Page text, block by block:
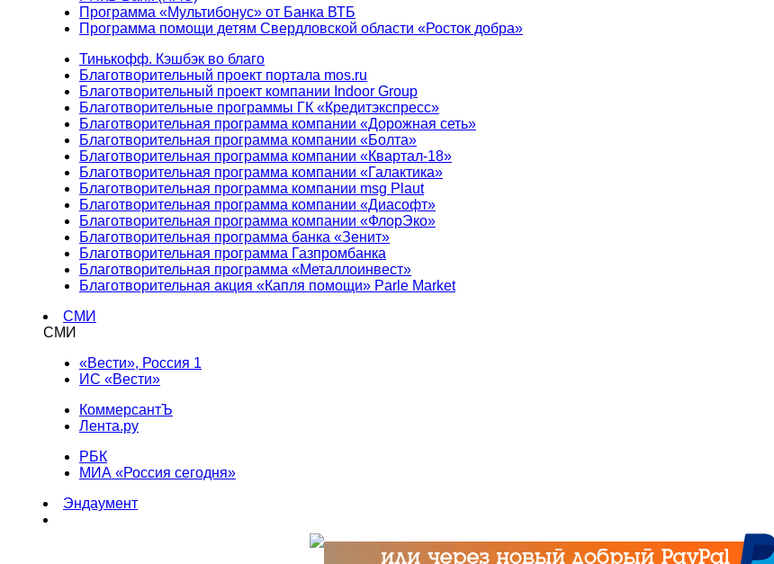
Программа «Мультибонус» от Банка ВТБ
Программа помощи детям Свердловской области «Росток добра»
Тинькофф. Кэшбэк во благо
Благотворительный проект портала mos.ru
Благотворительный проект компании Indoor Group
Благотворительные программы ГК «Кредитэкспресс»
Благотворительная программа компании «Дорожная сеть»
Благотворительная программа компании «Болта»
Благотворительная программа компании «Квартал-18»
Благотворительная программа компании «Галактика»
Благотворительная программа компании msg Plaut
Благотворительная программа компании «Диасофт»
Благотворительная программа компании «ФлорЭко»
Благотворительная программа банка «Зенит»
Благотворительная программа Газпромбанка
Благотворительная программа «Металлоинвест»
Благотворительная акция «Капля помощи» Parle Market
СМИ
СМИ
«Вести», Россия 1
ИС «Вести»
КоммерсантЪ
Лента.ру
РБК
МИА «Россия сегодня»
Эндаумент